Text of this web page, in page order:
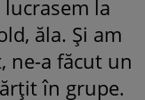
la
ăla. Și am
ne-a făcut un
în grupe.